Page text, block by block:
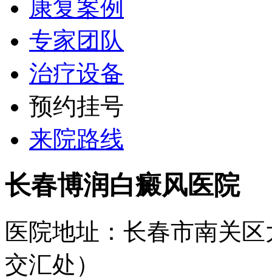
康复案例
专家团队
治疗设备
预约挂号
来院路线
长春博润白癜风医院
医院地址：长春市南关
交汇处）